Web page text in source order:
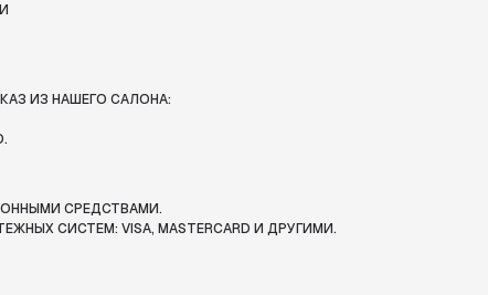
ИЗ НАШЕГО САЛОНА:
СРЕДСТВАМИ.
СИСТЕМ: VISA, MASTERCARD И ДРУГИМИ.